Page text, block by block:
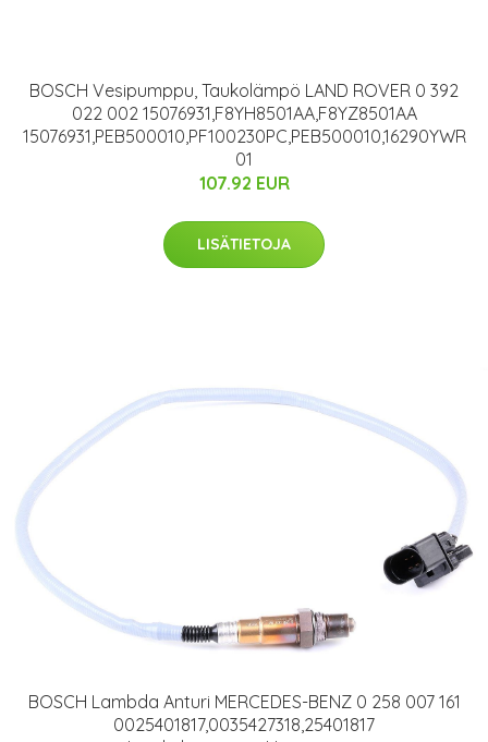
BOSCH Vesipumppu, Taukolämpö LAND ROVER 0 392
022 002 15076931,F8YH8501AA,F8YZ8501AA
15076931,PEB500010,PF100230PC,PEB500010,16290YWR
01
107.92 EUR
LISÄTIETOJA
BOSCH Lambda Anturi MERCEDES-BENZ 0 258 007 161
0025401817,0035427318,25401817